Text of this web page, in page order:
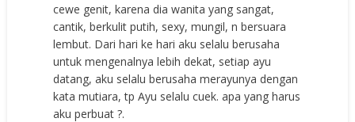
cewe genit, karena dia wanita yang sangat,
cantik, berkulit putih, sexy, mungil, n bersuara
lembut. Dari hari ke hari aku selalu berusaha
untuk mengenalnya lebih dekat, setiap ayu
datang, aku selalu berusaha merayunya dengan
kata mutiara, tp Ayu selalu cuek. apa yang harus
aku perbuat ?.